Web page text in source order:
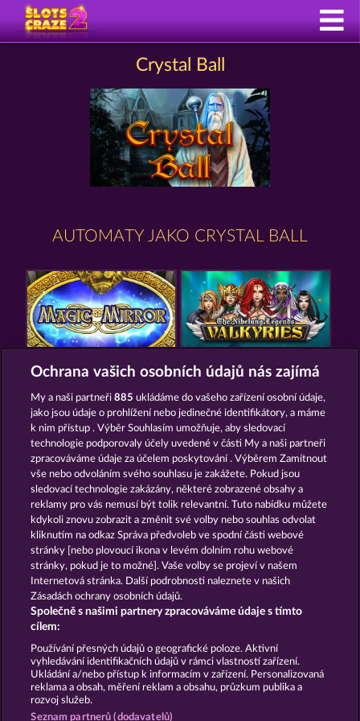
Crystal Ball
AUTOMATY JAKO CRYSTAL BALL
MAGIC MIRROR
MAGIC STONE MIGHTY DRAGON
Podmínky Prohlášení o ochraně údajů
Kontakt Společnost Časté dotazy
Facebook
Podat Žádost o Odstoupení
Ochrana vašich osobních údajů nás zajímá
My a naši partneři885 ukládáme do vašeho zařízení osobní údaje,
jako jsou údaje o prohlížení nebo jedinečné identifikátory, a máme
k nim přístup . Výběr Souhlasím umožňuje, aby sledovací
technologie podporovaly účely uvedené v části My a naši partneři
zpracováváme údaje za účelem poskytování . Výběrem Zamítnout
vše nebo odvoláním svého souhlasu je zakážete. Pokud jsou
sledovací technologie zakázány, některé zobrazené obsahy a
reklamy pro vás nemusí být tolik relevantní. Tuto nabídku můžete
kdykoli znovu zobrazit a změnit své volby nebo souhlas odvolat
kliknutím na odkaz Správa předvoleb ve spodní části webové
stránky [nebo plovoucí ikona v levém dolním rohu webové
stránky, pokud je to možné]. Vaše volby se projeví v našem
Internetová stránka. Další podrobnosti naleznete v našich
Zásadách ochrany osobních údajů.
Společně s našimi partnery zpracováváme údaje s tímto
cílem:
Používání přesných údajů o geografické poloze. Aktivní
vyhledávání identifikačních údajů v rámci vlastností zařízení.
Ukládání a/nebo přístup k informacím v zařízení. Personalizovaná
reklama a obsah, měření reklam a obsahu, průzkum publika a
rozvoj služeb.
Seznam partnerů (dodavatelů)